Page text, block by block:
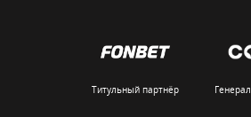
Титульный партнёр